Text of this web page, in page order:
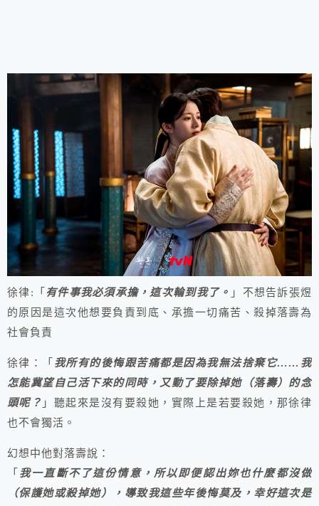
徐律:「 有件事我必須承擔，這次輪到我了。 」不想告訴張煜
的原因是這次他想要負責到底、承擔一切痛苦、殺掉落壽為
社會負責
徐律：「 我所有的後悔跟苦痛都是因為我無法捨棄它……我
怎能冀望自己活下來的同時，又動了要除掉她（落壽）的念
頭呢？ 」聽起來是沒有要殺她，實際上是若要殺她，那徐律
也不會獨活。
幻想中他對落壽說：
「 我一直斷不了這份情意，所以即便認出妳也什麼都沒做
（保護她或殺掉她），導致我這些年後悔莫及，幸好這次是